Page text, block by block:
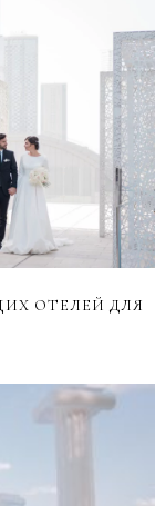
ОТЕЛЕЙ ДЛЯ